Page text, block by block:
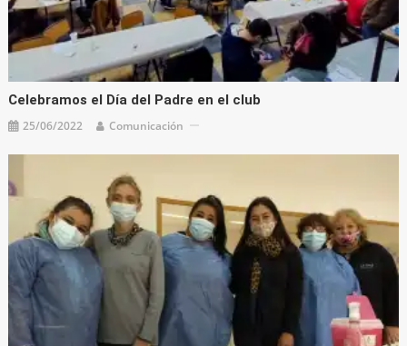
Celebramos el Día del Padre en el club
25/06/2022 Comunicación